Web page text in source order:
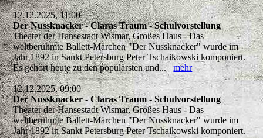
12.12.2025, 11:00
Der Nussknacker - Claras Traum - Schulvorstellung
Theater der Hansestadt Wismar, Großes Haus - Das
weltberühmte Ballett-Märchen "Der Nussknacker" wurde im
Jahr 1892 in Sankt Petersburg Peter Tschaikowski komponiert.
Es gehört heute zu den populärsten und...mehr
12.12.2025, 09:00
Der Nussknacker - Claras Traum - Schulvorstellung
Theater der Hansestadt Wismar, Großes Haus - Das
weltberühmte Ballett-Märchen "Der Nussknacker" wurde im
Jahr 1892 in Sankt Petersburg Peter Tschaikowski komponiert.